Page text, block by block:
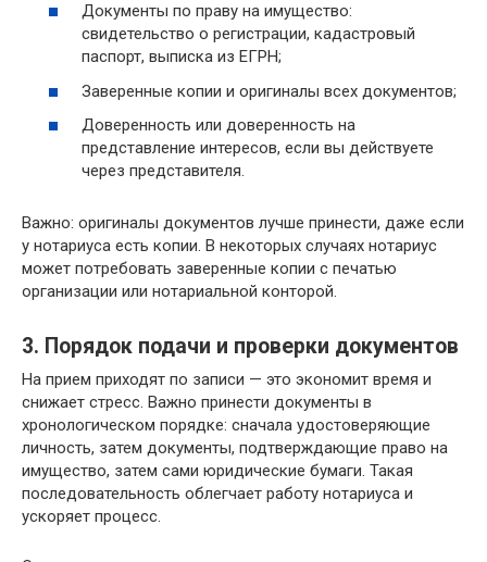
Документы по праву на имущество:
свидетельство о регистрации, кадастровый
паспорт, выписка из ЕГРН;
Заверенные копии и оригиналы всех документов;
Доверенность или доверенность на
представление интересов, если вы действуете
через представителя.
Важно: оригиналы документов лучше принести, даже если
у нотариуса есть копии. В некоторых случаях нотариус
может потребовать заверенные копии с печатью
организации или нотариальной конторой.
3. Порядок подачи и проверки документов
На прием приходят по записи — это экономит время и
снижает стресс. Важно принести документы в
хронологическом порядке: сначала удостоверяющие
личность, затем документы, подтверждающие право на
имущество, затем сами юридические бумаги. Такая
последовательность облегчает работу нотариуса и
ускоряет процесс.